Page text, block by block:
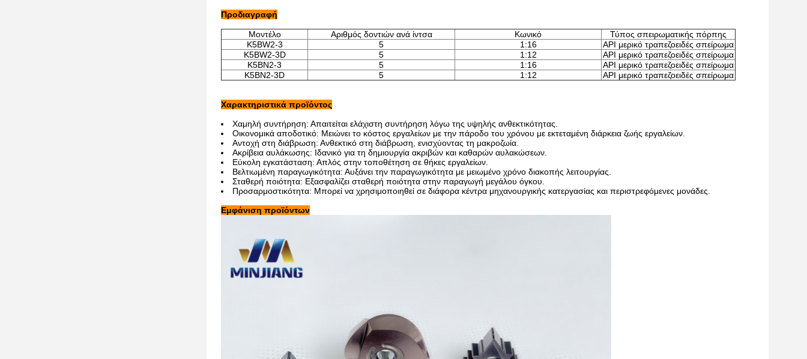
Προδιαγραφή
Μοντέλο Αριθμός δοντιών ανά ίντσα Κωνικό
Τύπος σπειρωματικής πόρπης
K5BW2-3
5 1:16
API μερικό τραπεζοειδές σπείρωμα
K5BW2-3D
5 1:12
API μερικό τραπεζοειδές σπείρωμα
K5BN2-3
5 1:16
API μερικό τραπεζοειδές σπείρωμα
K5BN2-3D
5 1:12 API μερικό τραπεζοειδές σπείρωμα
Χαρακτηριστικά προϊόντος
Χαμηλή συντήρηση: Απαιτείται ελάχιστη συντήρηση λόγω της υψηλής ανθεκτικότητας.
Οικονομικά αποδοτικό: Μειώνει το κόστος εργαλείων με την πάροδο του χρόνου με εκτεταμένη διάρκεια ζωής εργαλείων.
Αντοχή στη διάβρωση: Ανθεκτικό στη διάβρωση, ενισχύοντας τη μακροζωία.
Ακρίβεια αυλάκωσης: Ιδανικό για τη δημιουργία ακριβών και καθαρών αυλακώσεων.
Εύκολη εγκατάσταση: Απλός στην τοποθέτηση σε θήκες εργαλείων.
Βελτιωμένη παραγωγικότητα: Αυξάνει την παραγωγικότητα με μειωμένο χρόνο διακοπής λειτουργίας.
Σταθερή ποιότητα: Εξασφαλίζει σταθερή ποιότητα στην παραγωγή μεγάλου όγκου.
Προσαρμοστικότητα: Μπορεί να χρησιμοποιηθεί σε διάφορα κέντρα μηχανουργικής κατεργασίας και περιστρεφόμενες μονάδες.
Εμφάνιση προϊόντων